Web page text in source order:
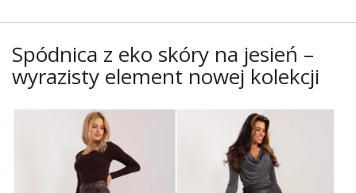
Spódnica z eko skóry na jesień –
wyrazisty element nowej kolekcji